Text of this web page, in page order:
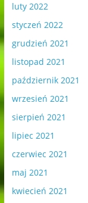
luty 2022
styczeń 2022
grudzień 2021
listopad 2021
październik 2021
wrzesień 2021
sierpień 2021
lipiec 2021
czerwiec 2021
maj 2021
kwiecień 2021